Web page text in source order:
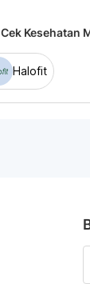
Cek Kesehatan
Halofit